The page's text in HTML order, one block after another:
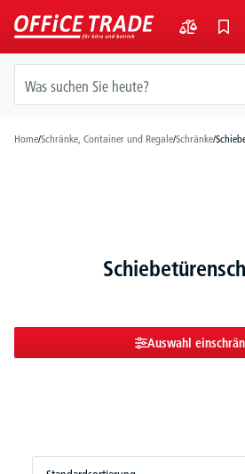
springen
Home/Schränke, Container und Regale/Schränke/
Auswahl